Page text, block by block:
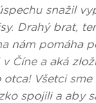
snažil
Drahý brat,
nám pomáha
Číne a aká
Všetci sme
spojili a aby